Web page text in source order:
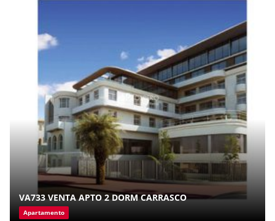
VA733 VENTA APTO 2 DORM CARRASCO
Apartamento